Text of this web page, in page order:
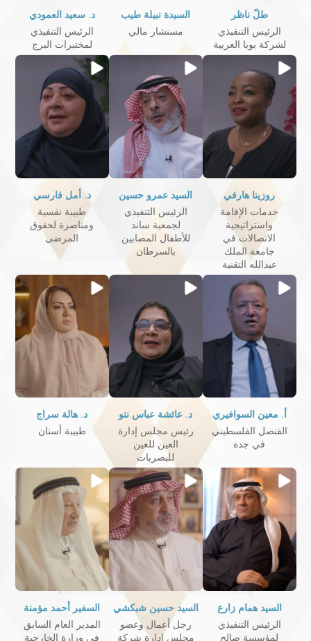
طلّ ناظر
الرئيس التنفيذي
لشركة بوبا العربية
السيدة نبيلة طيب
مستشار مالي
د. سعيد العمودي
الرئيس التنفيذي
لمختبرات البرج
روزيتا هارفي
خدمات الإقامة
واستراتيجية
الاتصالات في
جامعة الملك
عبدالله التقنية
السيد عمرو حسين
الرئيس التنفيذي
لجمعية ساند
للأطفال المصابين
بالسرطان
د. أمل فارسي
طبيبة نفسية
ومناصرة لحقوق
المرضى
أ. معين السوافيري
القنصل الفلسطيني
في جدة
د. عائشة عباس نتو
رئيس مجلس إدارة
العين للعين
للبصريات
د. هالة سراج
طبيبة أسنان
السيد همام زارع
الرئيس التنفيذي
لمؤسسة صالح
السيد حسين شبكشي
رجل أعمال وعضو
مجلس إدارة شركة
السفير أحمد مؤمنة
المدير العام السابق
في وزارة الخارجية